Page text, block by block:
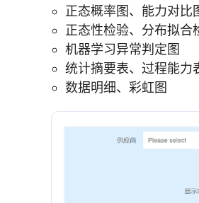
正态概率图、能力对比
正态性检验、分布拟合
机器学习异常判定图
统计摘要表、过程能力
数据明细、彩虹图